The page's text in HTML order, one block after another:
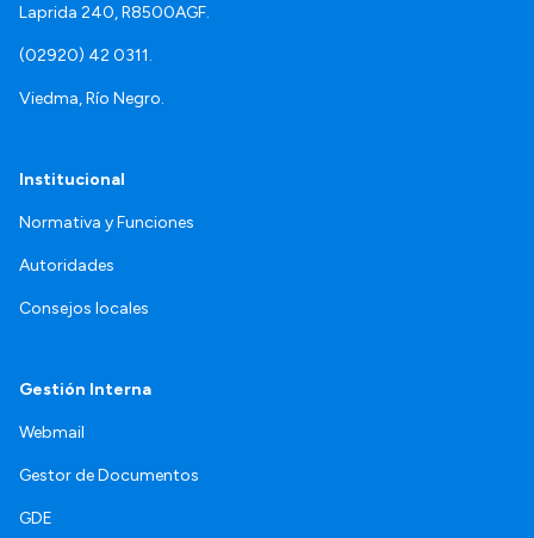
Laprida 240, R8500AGF.
(02920) 42 0311.
Viedma, Río Negro.
Institucional
Normativa y Funciones
Autoridades
Consejos locales
Gestión Interna
Webmail
Gestor de Documentos
GDE